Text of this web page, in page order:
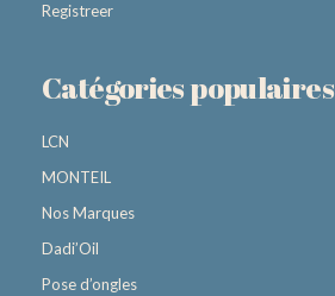
Registreer
Catégories populaires
LCN
MONTEIL
Nos Marques
Dadi’Oil
Pose d’ongles